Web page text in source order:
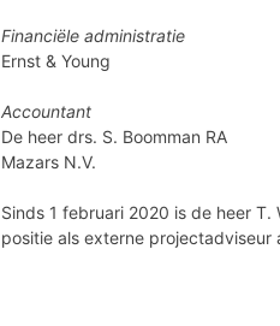
Financiële administratie
Ernst & Young
Accountant
De heer drs. S. Boomman RA
Mazars N.V.
Sinds 1 februari 2020 is de heer
positie als externe